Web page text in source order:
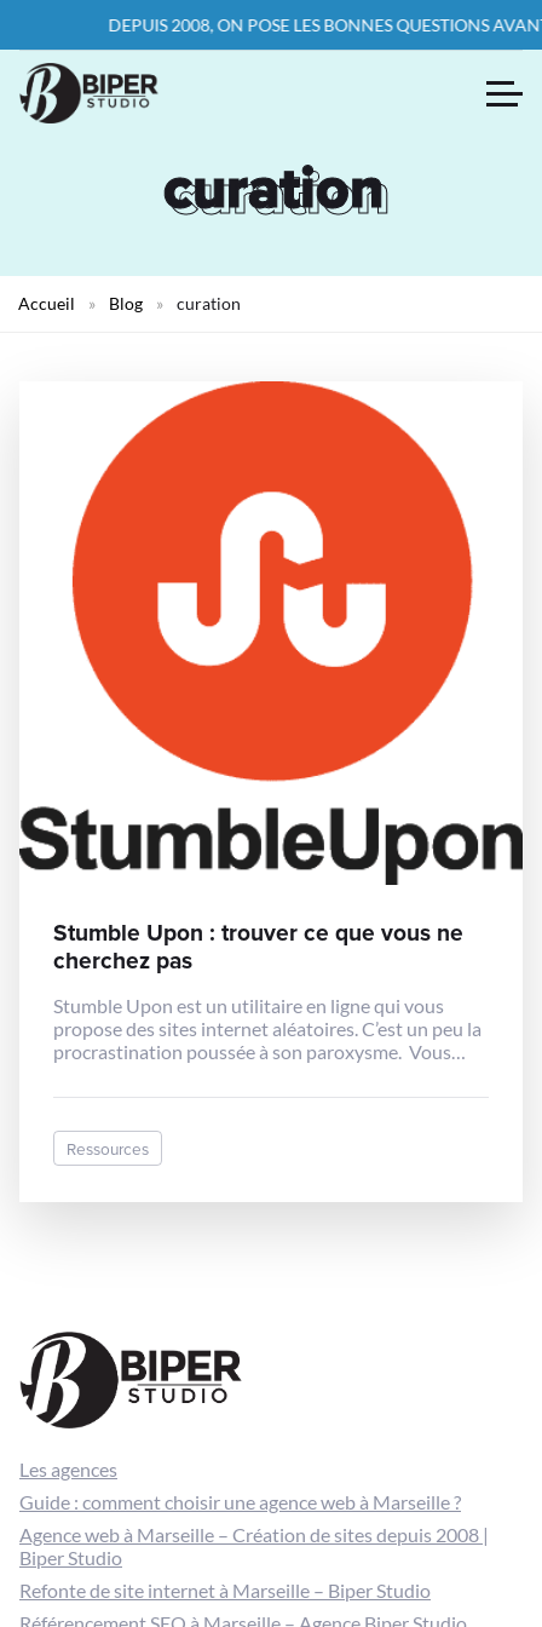
DEPUIS 2008, ON POSE LES BONNES QUESTIONS
curation
curation
Accueil » Blog » curation
Stumble Upon : trouver ce que vous ne
cherchez pas
Stumble Upon est un utilitaire en ligne qui vous
propose des sites internet aléatoires. C’est un peu la
procrastination poussée à son paroxysme. Vous
vous rendre sur le site. Vous renseignez ensuite une
bouton qui randomise des […]
Ressources
Les agences
Guide : comment choisir une agence web à Marseille ?
Agence web à Marseille – Création de sites depuis 2008 |
Biper Studio
Refonte de site internet à Marseille – Biper Studio